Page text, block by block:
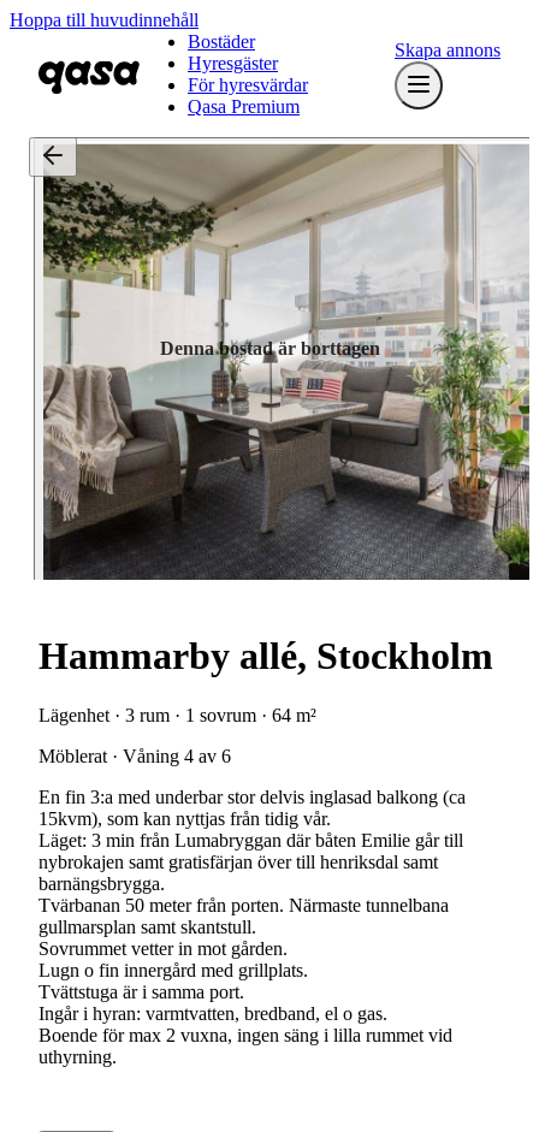
Hoppa till huvudinnehåll
Bostäder
Hyresgäster
För hyresvärdar
Qasa Premium
Skapa annons
Denna bostad är borttagen
Hammarby allé, Stockholm
Lägenhet · 3 rum · 1 sovrum · 64 m²
Möblerat · Våning 4 av 6
En fin 3:a med underbar stor delvis inglasad balkong (ca
15kvm), som kan nyttjas från tidig vår.
Läget: 3 min från Lumabryggan där båten Emilie går till
nybrokajen samt gratisfärjan över till henriksdal samt
barnängsbrygga.
Tvärbanan 50 meter från porten. Närmaste tunnelbana
gullmarsplan samt skantstull.
Sovrummet vetter in mot gården.
Lugn o fin innergård med grillplats.
Tvättstuga är i samma port.
Ingår i hyran: varmtvatten, bredband, el o gas.
Boende för max 2 vuxna, ingen säng i lilla rummet vid
uthyrning.